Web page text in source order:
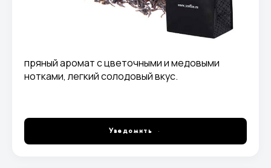
пряный аромат с цветочными и медовыми
нотками, легкий солодовый вкус.
Уведомить